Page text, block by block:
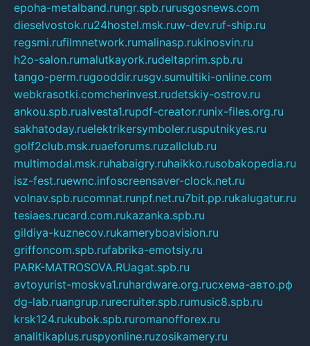
epoha-metalband.rungr.spb.rurusgosnews.com
dieselvostok.ru24hostel.msk.ruw-dev.ruf-ship.ru
regsmi.rufilmnetwork.rumalinasp.rukinosvin.ru
h2o-salon.rumalutkayork.rudeltaprim.spb.ru
tango-perm.rugooddir.rusgv.sumultiki-online.com
webkrasotki.comcherinvest.rudetskiy-ostrov.ru
ankou.spb.rualvesta1.rupdf-creator.runix-files.org.ru
sakhatoday.ruelektrikersymboler.rusputnikyes.ru
golf2club.msk.ruaeforums.ruzallclub.ru
multimodal.msk.ruhabaigry.ruhaikko.rusobakopedia.ru
isz-fest.ruewnc.infoscreensaver-clock.net.ru
volnav.spb.rucomnat.runpf.net.ru7bit.pp.rukalugatur.ru
tesiaes.rucard.com.rukazanka.spb.ru
gildiya-kuznecov.rukameryboavision.ru
griffoncom.spb.rufabrika-emotsiy.ru
PARK-MATROSOVA.RUagat.spb.ru
avtoyurist-moskva1.ruhardware.org.ruсхема-авто.рф
dg-lab.ruangrup.rurecruiter.spb.rumusic8.spb.ru
krsk124.rukubok.spb.ruromanofforex.ru
analitikaplus.ruspyonline.ruzosikamery.ru